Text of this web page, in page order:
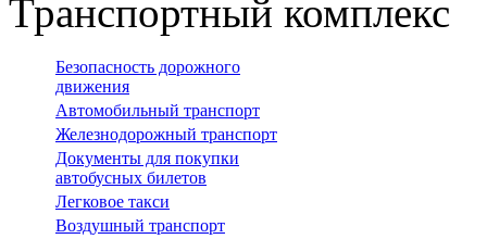
Транспортный комплекс
Безопасность дорожного
движения
Автомобильный транспорт
Железнодорожный транспорт
Документы для покупки
автобусных билетов
Легковое такси
Воздушный транспорт